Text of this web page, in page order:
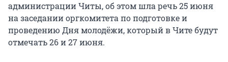
администрации Читы, об этом шла речь 25 июня
на заседании оргкомитета по подготовке и
проведению Дня молодёжи, который в Чите будут
отмечать 26 и 27 июня.